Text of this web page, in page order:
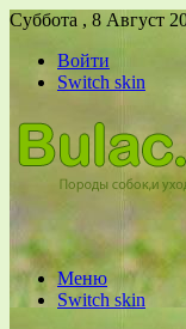
Суббота , 8 Август
Войти
Switch skin
Меню
Switch skin